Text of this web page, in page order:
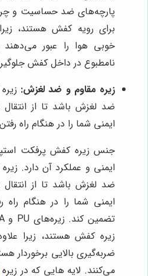
پارچه‌های ضد حساسیت و چرم
برای رویه کفش هستند،
خوبی هوا را عبور
نامطبوع در داخل کفش
زیره مقاوم و ضد لغزش:
ضد لغزش باشد تا از
ایمنی شما را در هنگام راه
جنس زیره کفش پرفکت
ایمنی و عملکرد آن دارد.
ضد لغزش باشد تا از
ایمنی شما را در هنگام
زیره کفش هستند، زیرا
ضربه‌گیری بالایی برخوردار
می‌کنند. لایه هایی که در زیره